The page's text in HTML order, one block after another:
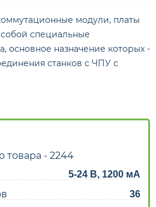
модули, платы
специальные
основное назначение которых -
станков с ЧПУ с
от модели платы
и оснащены различными
надежность всей системы.
5-24 В, 1200 мА
36